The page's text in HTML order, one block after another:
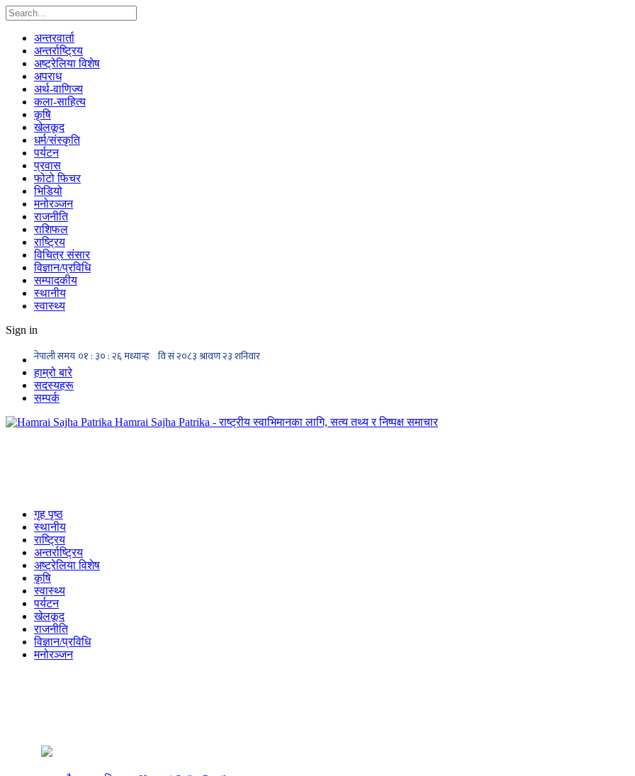
अन्तरवार्ता
अन्तर्राष्ट्रिय
अष्ट्रेलिया विशेष
अपराध
अर्थ-वाणिज्य
कला-साहित्य
कृषि
खेलकूद
धर्म/संस्कृति
पर्यटन
प्रवास
फोटो फिचर
भिडियो
मनोरञ्जन
राजनीति
राशिफल
राष्ट्रिय
विचित्र संसार
विज्ञान/प्रविधि
सम्पादकीय
स्थानीय
स्वास्थ्य
Sign in
हाम्रो बारे
सदस्यहरू
सम्पर्क
Hamrai Sajha Patrika - राष्ट्रीय स्वाभिमानका लागि, सत्य तथ्य र निष्पक्ष समाचार
गृह पृष्ठ
स्थानीय
राष्ट्रिय
अन्तर्राष्ट्रिय
अष्ट्रेलिया विशेष
कृषि
स्वास्थ्य
पर्यटन
खेलकूद
राजनीति
विज्ञान/प्रविधि
मनोरञ्जन